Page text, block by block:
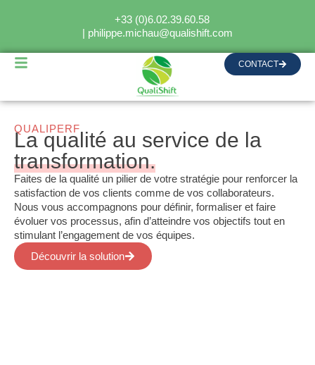
+33 (0)6.02.39.60.58
| philippe.michau@qualishift.com
CONTACT
QUALIPERF
La qualité au service de la
transformation.
Faites de la qualité un pilier de votre stratégie pour renforcer la
satisfaction de vos clients comme de vos collaborateurs.
Nous vous accompagnons pour définir, formaliser et faire
évoluer vos processus, afin d’atteindre vos objectifs tout en
stimulant l’engagement de vos équipes.
Découvrir la solution